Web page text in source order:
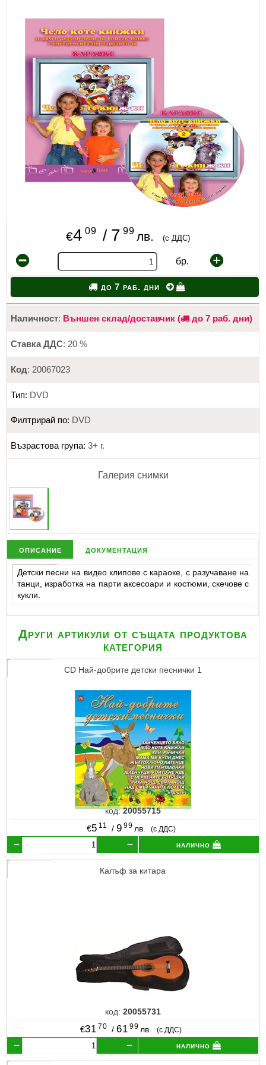
СПОРТ
МЕБЕЛИ И ОБОРУДВАНЕ
КАНЦЕЛАРСКИ МАТЕРИАЛИ
КНИГИ И УЧЕБНИЦИ
БДП
НОВИ
ПРОМОЦИИ
€4 09 / 7 99 лв. (с ДДС)
бр.
до 7 раб. дни
Наличност: Външен склад/доставчик ( до 7 раб. дни)
Ставка ДДС: 20 %
Код: 20067023
Тип: DVD
Филтрирай по: DVD
Възрастова група: 3+ г.
Галерия снимки
описание документация
Детски песни на видео клипове с караоке, с разучаване на
танци, изработка на парти аксесоари и костюми, скечове с
кукли.
Други артикули от същата продуктова
категория
CD Най-добрите детски песнички 1
код:20055715
€5 11 / 9 99 лв. (с ДДС)
налично
Калъф за китара
код: 20055731
€31 70 / 61 99 лв. (с ДДС)
налично